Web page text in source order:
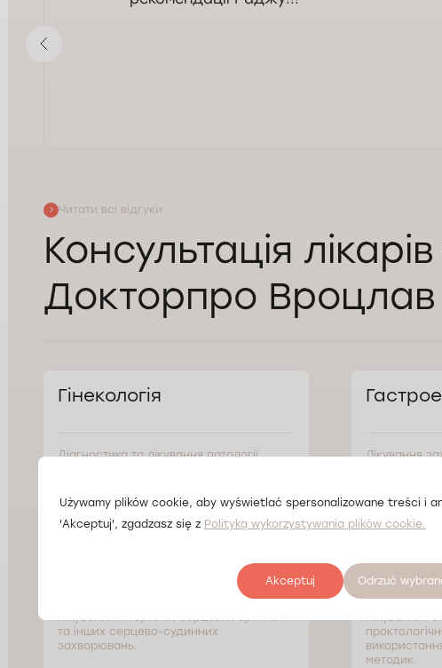
Читати всі відгуки
Консультація
Докторпро Вроцлав
Гінекологія
Діагностика та лікування патології
Лікування
Лікування гіпертонії, серцевих аритмій
та інших серцево-судинних
захворювань.
Лікування
методик.
Używamy plików cookie, aby wyświetlać spersonalizowane treści i
'Akceptuj', zgadzasz się z Polityką wykorzystywania plików cookie.
Akceptuj Odrzuć